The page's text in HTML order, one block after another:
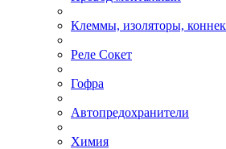
Клеммы, изоляторы,
Реле Сокет
Гофра
Автопредохранители
Химия